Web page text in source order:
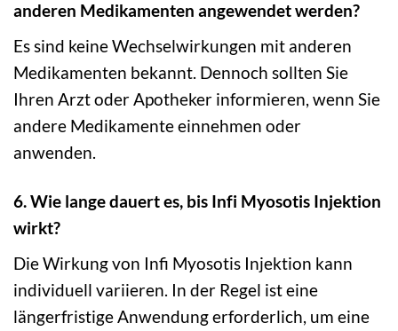
anderen Medikamenten angewendet werden?
Es sind keine Wechselwirkungen mit anderen
Medikamenten bekannt. Dennoch sollten Sie
Ihren Arzt oder Apotheker informieren, wenn Sie
andere Medikamente einnehmen oder
anwenden.
6. Wie lange dauert es, bis Infi Myosotis Injektion
wirkt?
Die Wirkung von Infi Myosotis Injektion kann
individuell variieren. In der Regel ist eine
längerfristige Anwendung erforderlich, um eine